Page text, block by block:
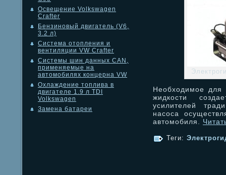
Освещение Volkswagen
Crafter
Бензиновый двигатель (V6,
3.2 л)
Система отопления и
вентиляции VW Crafter
Системы шин данных CAN,
применяемые на
автомобилях концерна VW
Охлаждение топлива в
двигателе 1.9 л TDI
Volkswagen
Замена батареи
Необходимое для
жидкости
усилителей
насоса
автомобиля.
Теги: